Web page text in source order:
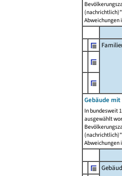
Abweichungen
Gebäude
In bundesweit
ausgewählt
Abweichungen